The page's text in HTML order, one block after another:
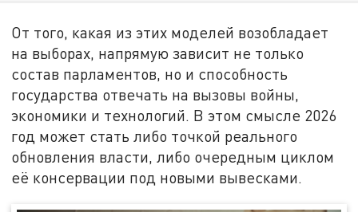
От того, какая из этих моделей возобладает
на выборах, напрямую зависит не только
состав парламентов, но и способность
государства отвечать на вызовы войны,
экономики и технологий. В этом смысле 2026
год может стать либо точкой реального
обновления власти, либо очередным циклом
её консервации под новыми вывесками.